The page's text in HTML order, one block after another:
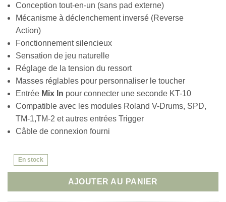
Conception tout-en-un (sans pad externe)
Mécanisme à déclenchement inversé (Reverse
Action)
Fonctionnement silencieux
Sensation de jeu naturelle
Réglage de la tension du ressort
Masses réglables pour personnaliser le toucher
Entrée Mix In pour connecter une seconde KT-10
Compatible avec les modules Roland V-Drums, SPD,
TM-1,TM-2 et autres entrées Trigger
Câble de connexion fourni
En stock
AJOUTER AU PANIER